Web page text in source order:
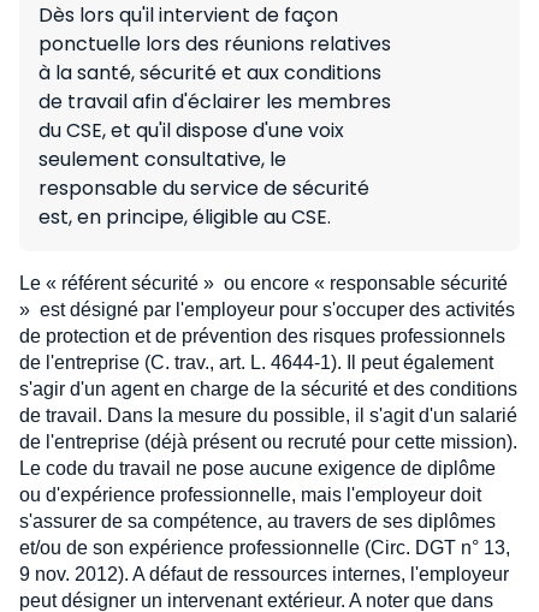
Dès lors qu'il intervient de façon
ponctuelle lors des réunions relatives
à la santé, sécurité et aux conditions
de travail afin d'éclairer les membres
du CSE, et qu'il dispose d'une voix
seulement consultative, le
responsable du service de sécurité
est, en principe, éligible au CSE.
Le « référent sécurité » ou encore « responsable sécurité
» est désigné par l'employeur pour s'occuper des activités
de protection et de prévention des risques professionnels
de l'entreprise (C. trav., art. L. 4644-1). Il peut également
s'agir d'un agent en charge de la sécurité et des conditions
de travail. Dans la mesure du possible, il s'agit d'un salarié
de l'entreprise (déjà présent ou recruté pour cette mission).
Le code du travail ne pose aucune exigence de diplôme
ou d'expérience professionnelle, mais l'employeur doit
s'assurer de sa compétence, au travers de ses diplômes
et/ou de son expérience professionnelle (Circ. DGT n° 13,
9 nov. 2012). A défaut de ressources internes, l'employeur
peut désigner un intervenant extérieur. A noter que dans